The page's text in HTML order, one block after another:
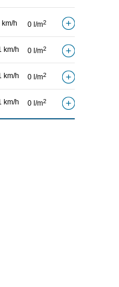
km/h 0 l/m2
km/h 0 l/m2
km/h 0 l/m2
km/h 0 l/m2